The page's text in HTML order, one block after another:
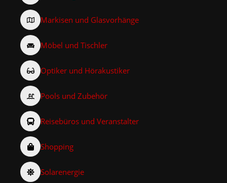
Markisen und Glasvorhänge
Möbel und Tischler
Optiker und Hörakustiker
Pools und Zubehör
Reisebüros und Veranstalter
Shopping
Solarenergie